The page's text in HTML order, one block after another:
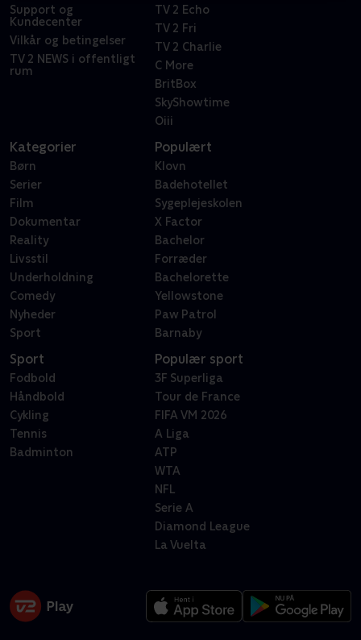
Support og
Kundecenter
Vilkår og betingelser
TV 2 NEWS i offentligt
rum
TV 2 Echo
TV 2 Fri
TV 2 Charlie
C More
BritBox
SkyShowtime
Oiii
Kategorier
Børn
Serier
Film
Dokumentar
Reality
Livsstil
Underholdning
Comedy
Nyheder
Sport
Populært
Klovn
Badehotellet
Sygeplejeskolen
X Factor
Bachelor
Forræder
Bachelorette
Yellowstone
Paw Patrol
Barnaby
Sport
Fodbold
Håndbold
Cykling
Tennis
Badminton
Populær sport
3F Superliga
Tour de France
FIFA VM 2026
A Liga
ATP
WTA
NFL
Serie A
Diamond League
La Vuelta